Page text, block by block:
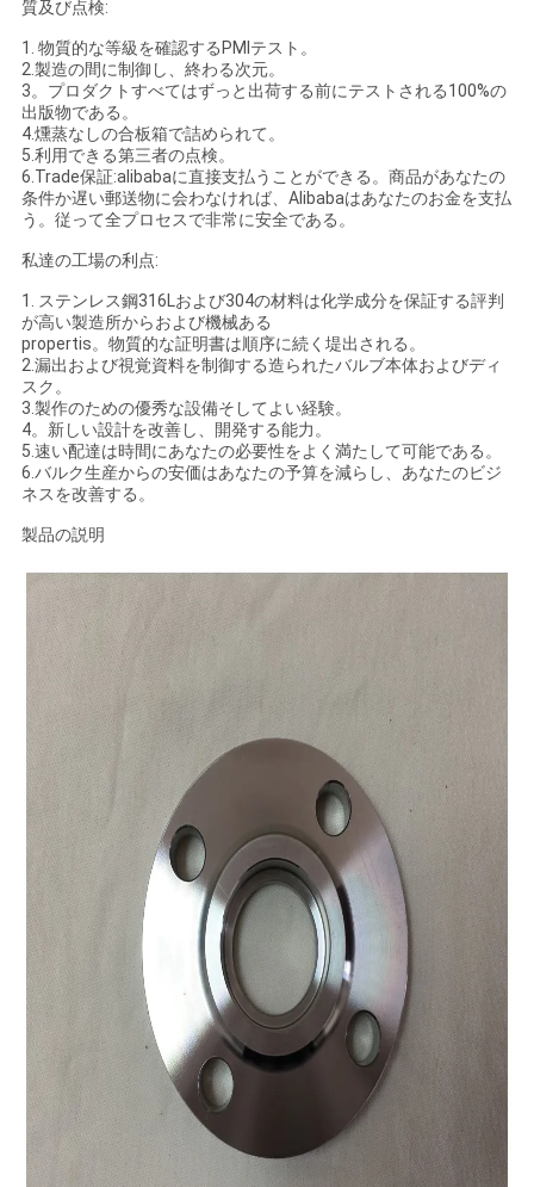
ラ
イ
バ
シ
ー
ポ
リ
シ
ー
質及び点検:
1. 物質的な等級を確認するPMIテスト。
2.製造の間に制御し、終わる次元。
3。プロダクトすべてはずっと出荷する前にテストされる100%の
出版物である。
4.燻蒸なしの合板箱で詰められて。
5.利用できる第三者の点検。
6.Trade保証:alibabaに直接支払うことができる。商品があなたの
条件か遅い郵送物に会わなければ、Alibabaはあなたのお金を支払
う。従って全プロセスで非常に安全である。
私達の工場の利点:
1. ステンレス鋼316Lおよび304の材料は化学成分を保証する評判
が高い製造所からおよび機械ある
propertis。物質的な証明書は順序に続く堤出される。
2.漏出および視覚資料を制御する造られたバルブ本体およびディ
スク。
3.製作のための優秀な設備そしてよい経験。
4。新しい設計を改善し、開発する能力。
5.速い配達は時間にあなたの必要性をよく満たして可能である。
6.バルク生産からの安価はあなたの予算を減らし、あなたのビジ
ネスを改善する。
製品の説明